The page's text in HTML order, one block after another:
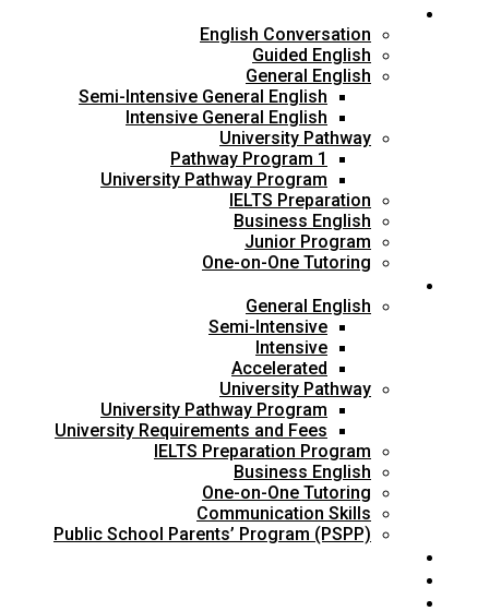
Online Courses
English Conversation
Guided English
General English
Semi-Intensive General English
Intensive General English
University Pathway
Pathway Program 1
University Pathway Program
IELTS Preparation
Business English
Junior Program
One-on-One Tutoring
Onsite Courses
General English
Semi-Intensive
Intensive
Accelerated
University Pathway
University Pathway Program
University Requirements and Fees
IELTS Preparation Program
Business English
One-on-One Tutoring
Communication Skills
Public School Parents’ Program (PSPP)
Our Campuses
Accommodations
Activities